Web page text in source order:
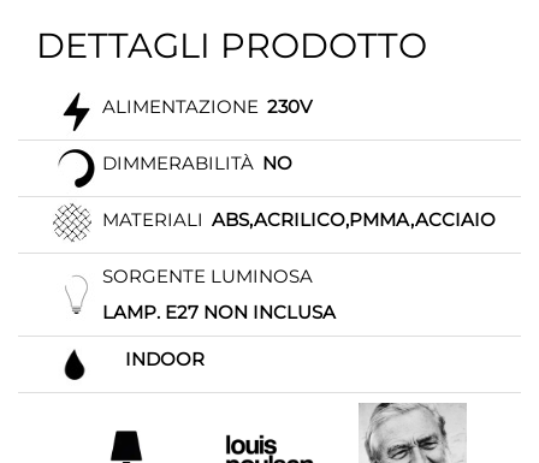
DETTAGLI PRODOTTO
ALIMENTAZIONE 230V
DIMMERABILITÀ NO
MATERIALI ABS,ACRILICO,PMMA,ACCIAIO
SORGENTE LUMINOSA
LAMP. E27 NON INCLUSA
INDOOR